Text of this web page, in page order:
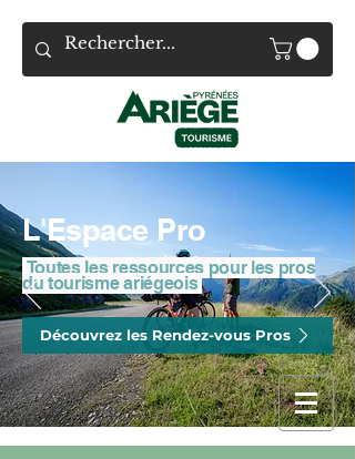
L'Espace Pro
Toutes les ressources pour les pros
du tourisme ariégeois
Découvrez les Rendez-vous Pros